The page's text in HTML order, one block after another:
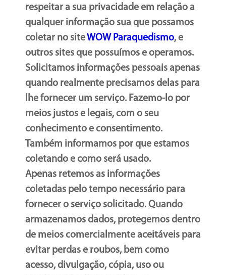
respeitar a sua privacidade em relação a
qualquer informação sua que possamos
coletar no site WOW Paraquedismo, e
outros sites que possuímos e operamos.
Solicitamos informações pessoais apenas
quando realmente precisamos delas para
lhe fornecer um serviço. Fazemo-lo por
meios justos e legais, com o seu
conhecimento e consentimento.
Também informamos por que estamos
coletando e como será usado.
Apenas retemos as informações
coletadas pelo tempo necessário para
fornecer o serviço solicitado. Quando
armazenamos dados, protegemos dentro
de meios comercialmente aceitáveis para
evitar perdas e roubos, bem como
acesso, divulgação, cópia, uso ou